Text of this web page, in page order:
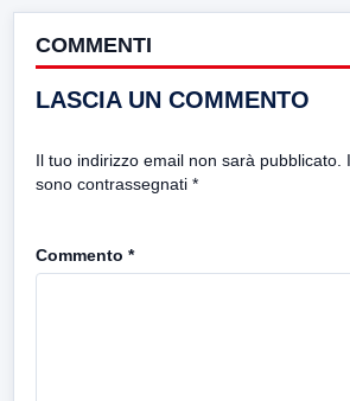
COMMENTI
LASCIA UN COMMENTO
Il tuo indirizzo email non sarà pubblicato.
sono contrassegnati *
Commento *